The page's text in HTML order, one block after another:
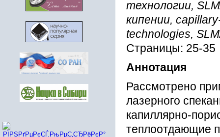
технологии,
кипении,
technologies,
Страницы: 25-35
Аннотация
Рассмотрено
лазерного
капиллярно-
теплоотдающие